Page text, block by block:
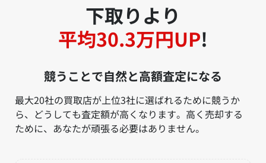
下取りより
平均30.3万円UP!
競うことで自然と高額査定になる
最大20社の買取店が上位3社に選ばれるために競うか
ら、どうしても査定額が高くなります。高く売却する
ために、あなたが頑張る必要はありません。